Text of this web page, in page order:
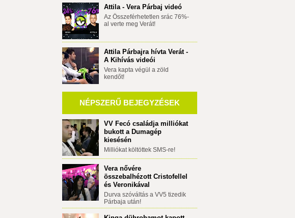
Attila - Vera Párbaj videó
Az Összeférhetetlen srác 76%-
al verte meg Verát!
Attila Párbajra hívta Verát -
A Kihívás videói
Vera kapta végül a zöld
kendőt!
NÉPSZERŰ BEJEGYZÉSEK
VV Fecó családja milliókat
bukott a Dumagép
kiesésén
Milliókat költöttek SMS-re!
Vera nővére
összebalhézott Cristofellel
és Veronikával
Durva szóváltás a VV5 tizedik
Párbaja után!